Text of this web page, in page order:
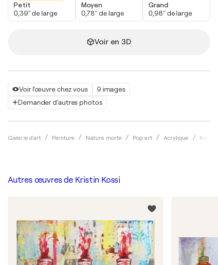
Voir l'œuvre chez vous
9 images
Demander d'autres photos
Galerie d'art Peinture Nature morte Pop art Acrylique
Petit
0,39" de large
Moyen
0,78" de large
Grand
0,98" de large
Voir en 3D
Autres œuvres de Kristin Kossi